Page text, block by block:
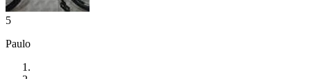
5
Paulo